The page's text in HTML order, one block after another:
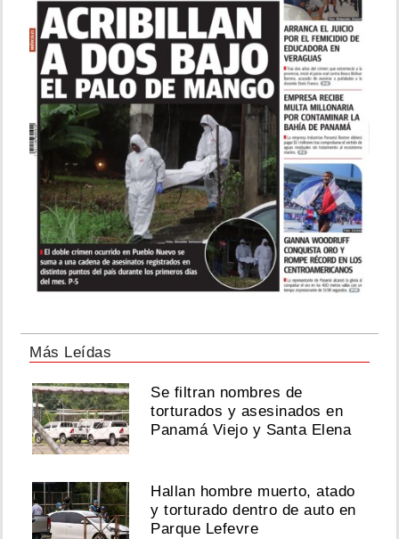
Más Leídas
Se filtran nombres de
torturados y asesinados en
Panamá Viejo y Santa Elena
Hallan hombre muerto, atado
y torturado dentro de auto en
Parque Lefevre